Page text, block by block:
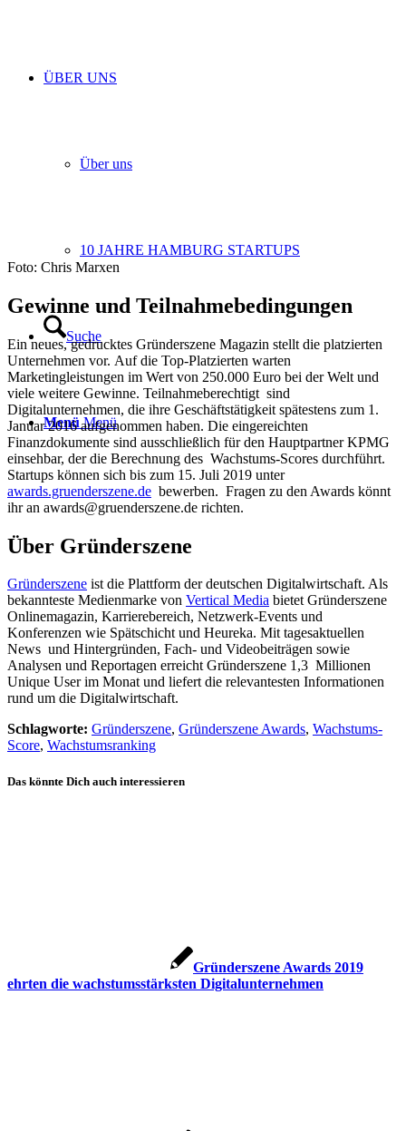
ÜBER UNS
Über uns
10 JAHRE HAMBURG STARTUPS
Suche
Menü Menü
Foto: Chris Marxen
Gewinne und Teilnahmebedingungen
Ein neues, gedrucktes Gründerszene Magazin stellt die platzierten
Unternehmen vor. Auf die Top-Platzierten warten
Marketingleistungen im Wert von 250.000 Euro bei der Welt ​und
viele weitere Gewinne. Teilnahmeberechtigt sind
Digitalunternehmen, die ihre Geschäftstätigkeit spätestens zum 1.
Januar 2016 aufgenommen haben. Die eingereichten
Finanzdokumente sind ausschließlich für den Hauptpartner KPMG
einsehbar, der die Berechnung des Wachstums-Scores durchführt.
Startups können sich bis zum 15. Juli 2019 unter ​
awards.gruenderszene.de bewerben. Fragen zu den Awards könnt
ihr an ​awards@gruenderszene.de richten.
Über Gründerszene
Gründerszene ist die Plattform der deutschen Digitalwirtschaft. Als
bekannteste Medienmarke von Vertical Media bietet Gründerszene
Onlinemagazin, Karrierebereich, Netzwerk-Events und
Konferenzen wie Spätschicht und Heureka. Mit tagesaktuellen
News und Hintergründen, Fach- und Videobeiträgen sowie
Analysen und Reportagen erreicht Gründerszene 1,3 Millionen
Unique User im Monat und liefert die relevantesten Informationen
rund um die Digitalwirtschaft.
Schlagworte: Gründerszene, Gründerszene Awards, Wachstums-
Score, Wachstumsranking
Das könnte Dich auch interessieren
Gründerszene Awards 2019
ehrten die wachstumsstärksten Digitalunternehmen